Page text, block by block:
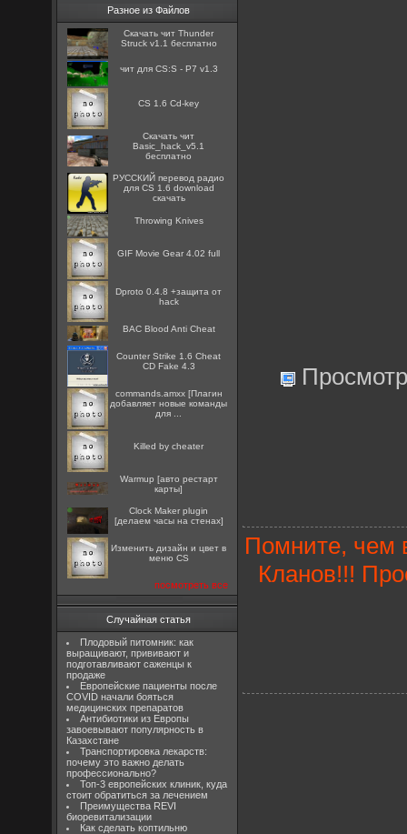
Разное из Файлов
Скачать чит Thunder
Struck v1.1 бесплатно
чит для CS:S - P7 v1.3
CS 1.6 Cd-key
Скачать чит
Basic_hack_v5.1
бесплатно
РУССКИЙ перевод радио
для CS 1.6 download
скачать
Throwing Knives
GIF Movie Gear 4.02 full
Dproto 0.4.8 +защита от
hack
BAC Blood Anti Cheat
Counter Strike 1.6 Cheat
CD Fake 4.3
commands.amxx [Плагин
добавляет новые команды
для ...
Killed by cheater
Warmup [авто рестарт
карты]
Clock Maker plugin
[делаем часы на стенах]
Изменить дизайн и цвет в
меню CS
посмотреть все
Случайная статья
Плодовый питомник: как
выращивают, прививают и
подготавливают саженцы к
продаже
Европейские пациенты после
COVID начали бояться
медицинских препаратов
Антибиотики из Европы
завоевывают популярность в
Казахстане
Транспортировка лекарств:
почему это важно делать
профессионально?
Топ-3 европейских клиник, куда
стоит обратиться за лечением
Преимущества REVI
биоревитализации
Как сделать коптильню
Помните, чем
Кланов!!!